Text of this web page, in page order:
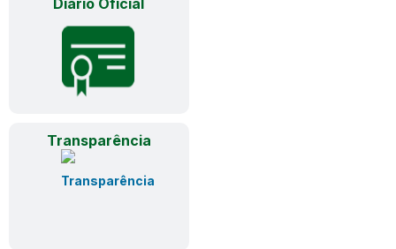
Diário Oficial
Transparência